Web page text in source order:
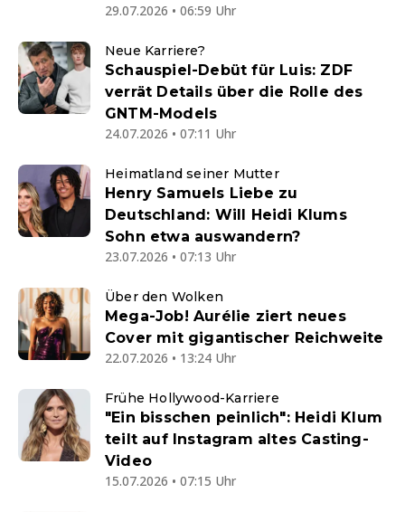
29.07.2026 • 06:59 Uhr
Neue Karriere?
Schauspiel-Debüt für Luis: ZDF
verrät Details über die Rolle des
GNTM-Models
24.07.2026 • 07:11 Uhr
Heimatland seiner Mutter
Henry Samuels Liebe zu
Deutschland: Will Heidi Klums
Sohn etwa auswandern?
23.07.2026 • 07:13 Uhr
Über den Wolken
Mega-Job! Aurélie ziert neues
Cover mit gigantischer Reichweite
22.07.2026 • 13:24 Uhr
Frühe Hollywood-Karriere
"Ein bisschen peinlich": Heidi Klum
teilt auf Instagram altes Casting-
Video
15.07.2026 • 07:15 Uhr